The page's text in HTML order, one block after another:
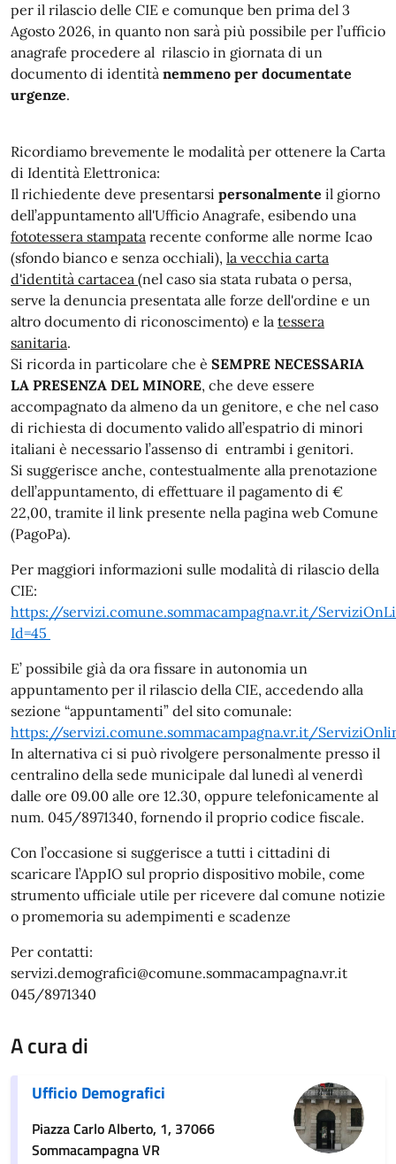
per il rilascio delle CIE e comunque ben prima del 3
Agosto 2026, in quanto non sarà più possibile per l’ufficio
anagrafe procedere al rilascio in giornata di un
documento di identità nemmeno per documentate
urgenze.
Ricordiamo brevemente le modalità per ottenere la Carta
di Identità Elettronica:
Il richiedente deve presentarsi personalmente il giorno
dell’appuntamento all'Ufficio Anagrafe, esibendo una
fototessera stampata recente conforme alle norme Icao
(sfondo bianco e senza occhiali), la vecchia carta
d'identità cartacea (nel caso sia stata rubata o persa,
serve la denuncia presentata alle forze dell'ordine e un
altro documento di riconoscimento) e la tessera
sanitaria.
Si ricorda in particolare che è SEMPRE NECESSARIA
LA PRESENZA DEL MINORE, che deve essere
accompagnato da almeno da un genitore, e che nel caso
di richiesta di documento valido all’espatrio di minori
italiani è necessario l’assenso di entrambi i genitori.
Si suggerisce anche, contestualmente alla prenotazione
dell’appuntamento, di effettuare il pagamento di €
22,00, tramite il link presente nella pagina web Comune
(PagoPa).
Per maggiori informazioni sulle modalità di rilascio della
CIE:
https://servizi.comune.sommacampagna.vr.it/
Id=45
E’ possibile già da ora fissare in autonomia un
appuntamento per il rilascio della CIE, accedendo alla
sezione “appuntamenti” del sito comunale:
https://servizi.comune.sommacampagna.vr.it/
In alternativa ci si può rivolgere personalmente presso il
centralino della sede municipale dal lunedì al venerdì
dalle ore 09.00 alle ore 12.30, oppure telefonicamente al
num. 045/8971340, fornendo il proprio codice fiscale.
Con l’occasione si suggerisce a tutti i cittadini di
scaricare l’AppIO sul proprio dispositivo mobile, come
strumento ufficiale utile per ricevere dal comune notizie
o promemoria su adempimenti e scadenze
Per contatti:
servizi.demografici@comune.sommacampagna.vr.it
045/8971340
A cura di
Ufficio Demografici
Piazza Carlo Alberto, 1, 37066
Sommacampagna VR